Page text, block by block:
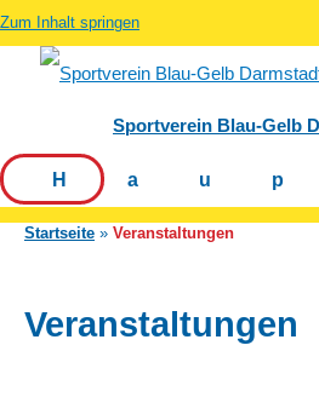
Zum Inhalt springen
Sportverein Blau-Gelb
Startseite Veranstaltungen
Veranstaltungen